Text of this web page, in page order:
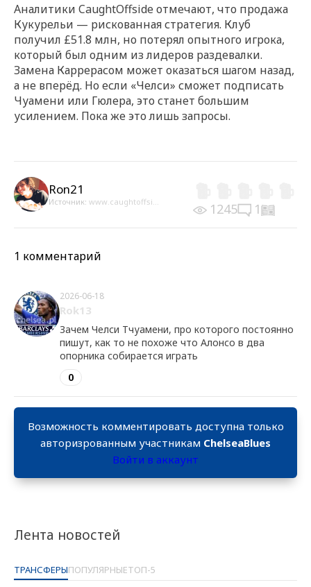
Лента новостей
ТРАНСФЕРЫПОПУЛЯРНЫЕТОП-5
Аналитики CaughtOffside отмечают, что продажа
Кукурельи — рискованная стратегия. Клуб
получил £51.8 млн, но потерял опытного игрока,
который был одним из лидеров раздевалки.
Замена Каррерасом может оказаться шагом назад,
а не вперёд. Но если «Челси» сможет подписать
Чуамени или Гюлера, это станет большим
усилением. Пока же это лишь запросы.
Ron21
Источник: www.caughtoffsi... 1245 1
1 комментарий
2026-06-18
Rok13
Зачем Челси Тчуамени, про которого постоянно
пишут, как то не похоже что Алонсо в два
опорника собирается играть
0
Возможность комментировать доступна только
авторизрованным участникам ChelseaBlues
Войти в аккаунт